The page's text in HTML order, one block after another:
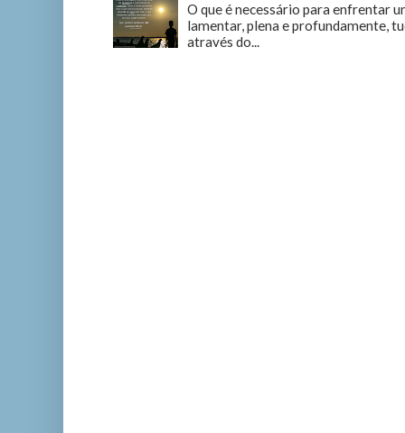
O que é necessário para enfrentar
lamentar, plena e profundamente,
através do...